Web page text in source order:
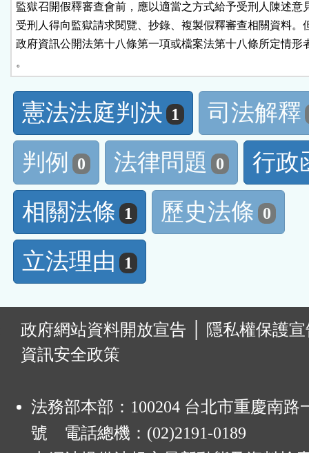
監獄召開假釋審查會前，應以適當之方式給予受刑人陳述意
受刑人得向監獄請求閱覽、抄錄、複製假釋審查相關資料。
政府資訊公開法第十八條第一項或檔案法第十八條所定情形
。
憲法法庭判決 1
司法解釋
判例
0 法律問題 0
行政
相關法條
1 歷史法條 0
立法理由 1
政府網站資料開放宣告
隱私權保護
資訊安全政策
法務部本部：100204 台北市重慶南路
號 電話總機：(02)2191-0189